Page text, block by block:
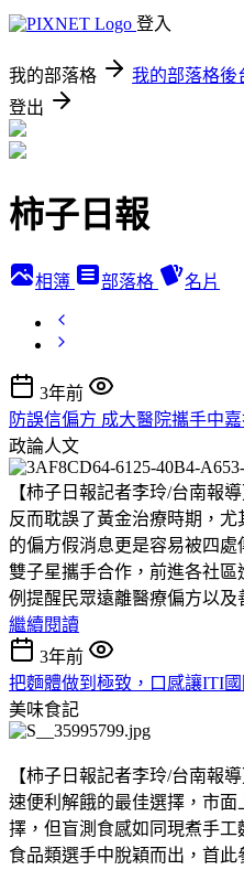
登入
我的部落格 我的部落格後
登出
柿子日報
相簿 部落格 名片
3年前
防誤信偏方 成大醫院攜手中
政論人文
【柿子日報記者李玲/台南報
反而耽誤了黃金治療時期，
的偏方假消息更是容易被四
雙子星攜手合作，前進各社
例提醒民眾遠離醫療偏方以及
繼續閱讀
3年前
把麵體做到極致，口感讓ITI
美味食記
【柿子日報記者李玲/台南報
速便利解餓的最佳選擇，市
擇，但盲測食感如同現煮手
食品類選手中脫穎而出，首